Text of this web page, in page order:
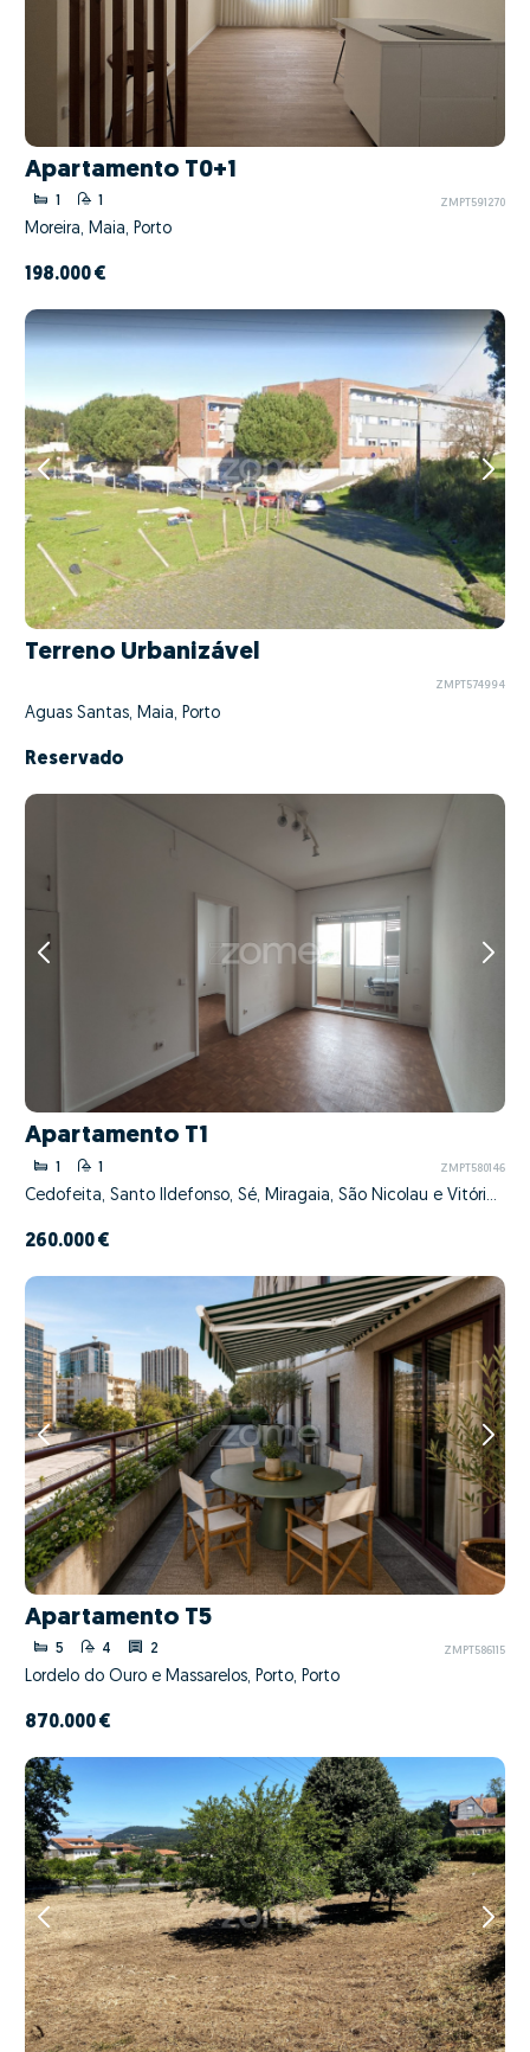
Apartamento T0+1
1 1 ZMPT591270
Moreira, Maia, Porto
198.000 €
Terreno Urbanizável
ZMPT574994
Águas Santas, Maia, Porto
Reservado
Apartamento T1
1 1 ZMPT580146
Cedofeita, Santo Ildefonso, Sé, Miragaia, São Nicolau e Vitória, Porto, Porto
260.000 €
Apartamento T5
5 4 2 ZMPT586115
Lordelo do Ouro e Massarelos, Porto, Porto
870.000 €